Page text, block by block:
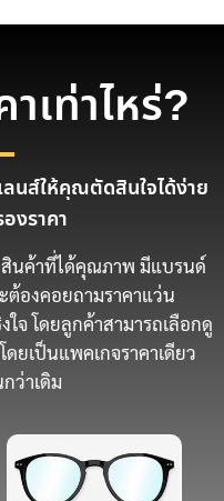
เท่าไหร่?
ลนส์ให้คุณตัดสินใจได้ง่าย
งราคา
นค้าที่ได้คุณภาพ มีแบรนด์
ต้องคอยถามราคาแว่น
ใจ โดยลูกค้าสามารถเลือกดู
ยเป็นแพคเกจราคาเดียว
ว่าเดิม